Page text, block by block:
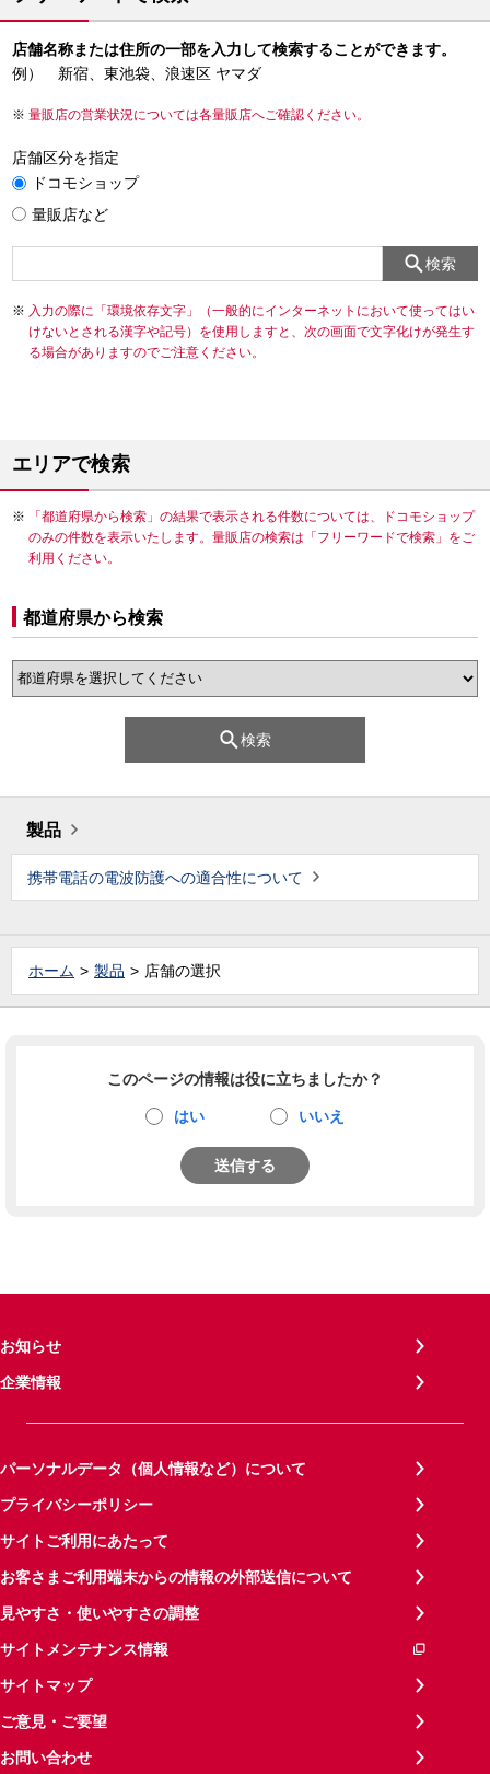
店舗名称または住所の一部を入力して検索することができます。
例） 新宿、東池袋、浪速区 ヤマダ
量販店の営業状況については各量販店へご確認ください。
店舗区分を指定
ドコモショップ
量販店など
検索
入力の際に「環境依存文字」（一般的にインターネットにおいて使ってはい
けないとされる漢字や記号）を使用しますと、次の画面で文字化けが発生す
る場合がありますのでご注意ください。
エリアで検索
「都道府県から検索」の結果で表示される件数については、ドコモショップ
のみの件数を表示いたします。量販店の検索は「フリーワードで検索」をご
利用ください。
都道府県から検索
検索
製品
携帯電話の電波防護への適合性について
ホーム 製品 店舗の選択
このページの情報は役に立ちましたか？
はい いいえ
送信する
お知らせ
企業情報
パーソナルデータ（個人情報など）について
プライバシーポリシー
サイトご利用にあたって
お客さまご利用端末からの情報の外部送信について
見やすさ・使いやすさの調整
サイトメンテナンス情報
サイトマップ
ご意見・ご要望
お問い合わせ